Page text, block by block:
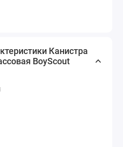
Канистра
BoyScout